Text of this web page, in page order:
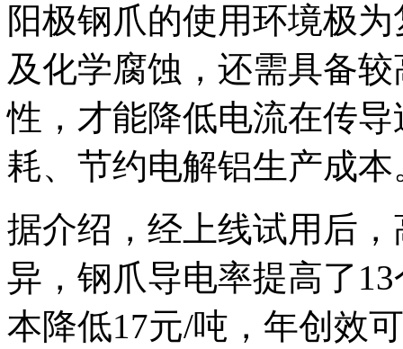
阳极钢爪的使用环境极
及化学腐蚀，还需具备
性，才能降低电流在传
耗、节约电解铝生产成本
据介绍，经上线试用后
异，钢爪导电率提高了
本降低17元/吨，年创效